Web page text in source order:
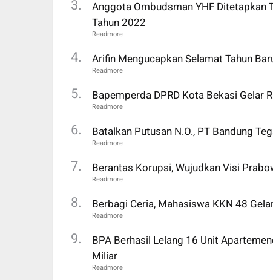
Anggota Ombudsman YHF Ditetapkan
Tahun 2022
Arifin Mengucapkan Selamat Tahun
Bapemperda DPRD Kota Bekasi Gelar
Batalkan Putusan N.O., PT Bandung
Berantas Korupsi, Wujudkan Visi
Berbagi Ceria, Mahasiswa KKN 48
BPA Berhasil Lelang 16 Unit
Miliar